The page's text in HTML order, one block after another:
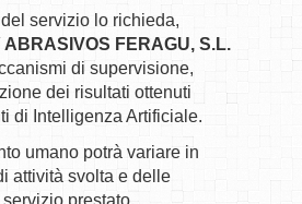
servizio lo richieda,
ABRASIVOS FERAGU, S.L.
di supervisione,
dei risultati ottenuti
di Intelligenza Artificiale.
umano potrà variare in
attività svolta e delle
prestato.